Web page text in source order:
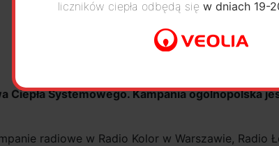
Ciepło systemowe
Ciepła Systemowego. Kampania ogólnopolska
radiowe w Radio Kolor w Warszawie, Radio
liczników ciepła odbędą sięw dniach 19-